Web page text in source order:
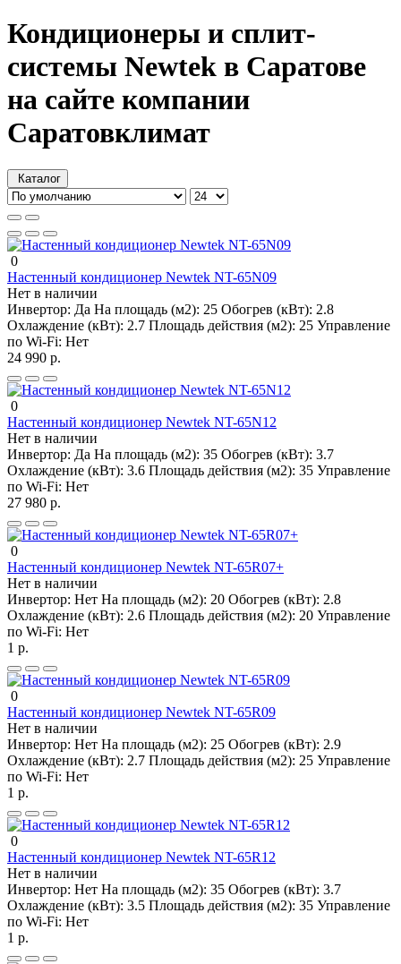
Кондиционеры и сплит-
системы Newtek в Саратове
на сайте компании
Саратовклимат
Каталог
0
Настенный кондиционер Newtek NT-65N09
Нет в наличии
Инвертор: Да На площадь (м2): 25 Обогрев (кВт): 2.8
Охлаждение (кВт): 2.7 Площадь действия (м2): 25 Управление
по Wi-Fi: Нет
24 990 р.
0
Настенный кондиционер Newtek NT-65N12
Нет в наличии
Инвертор: Да На площадь (м2): 35 Обогрев (кВт): 3.7
Охлаждение (кВт): 3.6 Площадь действия (м2): 35 Управление
по Wi-Fi: Нет
27 980 р.
0
Настенный кондиционер Newtek NT-65R07+
Нет в наличии
Инвертор: Нет На площадь (м2): 20 Обогрев (кВт): 2.8
Охлаждение (кВт): 2.6 Площадь действия (м2): 20 Управление
по Wi-Fi: Нет
1 р.
0
Настенный кондиционер Newtek NT-65R09
Нет в наличии
Инвертор: Нет На площадь (м2): 25 Обогрев (кВт): 2.9
Охлаждение (кВт): 2.7 Площадь действия (м2): 25 Управление
по Wi-Fi: Нет
1 р.
0
Настенный кондиционер Newtek NT-65R12
Нет в наличии
Инвертор: Нет На площадь (м2): 35 Обогрев (кВт): 3.7
Охлаждение (кВт): 3.5 Площадь действия (м2): 35 Управление
по Wi-Fi: Нет
1 р.